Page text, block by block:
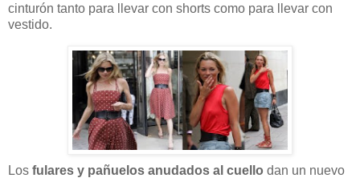
cinturón tanto para llevar con shorts como para llevar con
vestido.
Los fulares y pañuelos anudados al cuello dan un nuevo